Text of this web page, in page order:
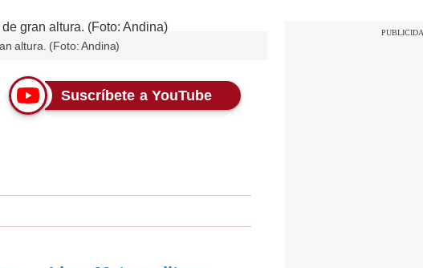
altura. (Foto: Andina)
Suscríbete a YouTube